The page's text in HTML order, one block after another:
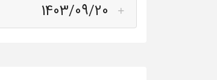
1403/09/20